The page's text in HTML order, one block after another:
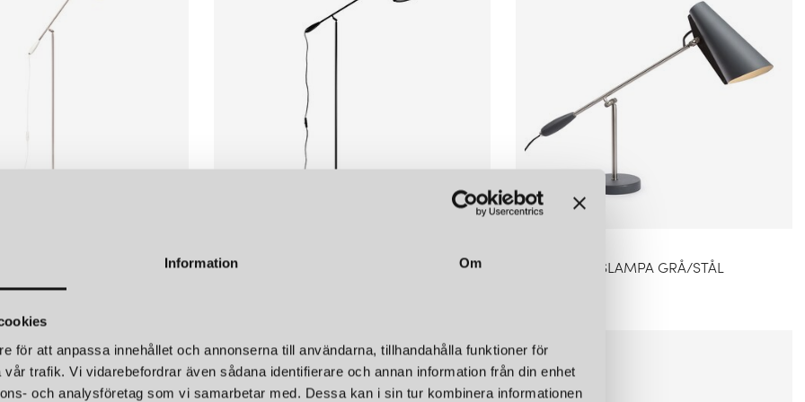
Information Om
för att anpassa innehållet och annonserna till användarna, tillhandahålla funktioner för
trafik. Vi vidarebefordrar även sådana identifierare och annan information från din enhet
och analysföretag som vi samarbetar med. Dessa kan i sin tur kombinera informationen
snabbt etablerat
över och har blivit
enkelhet kombinerad
skandinavisk design:
kvalitet och hållbarhet.
berör. Oavsett om du
erbjuder Northern
en tydlig nordisk själ.
VIT/STÅL
BIRDY GOLVLAMPA HEL SVART
BIRDY BORDSLAMPA GRÅ/STÅL